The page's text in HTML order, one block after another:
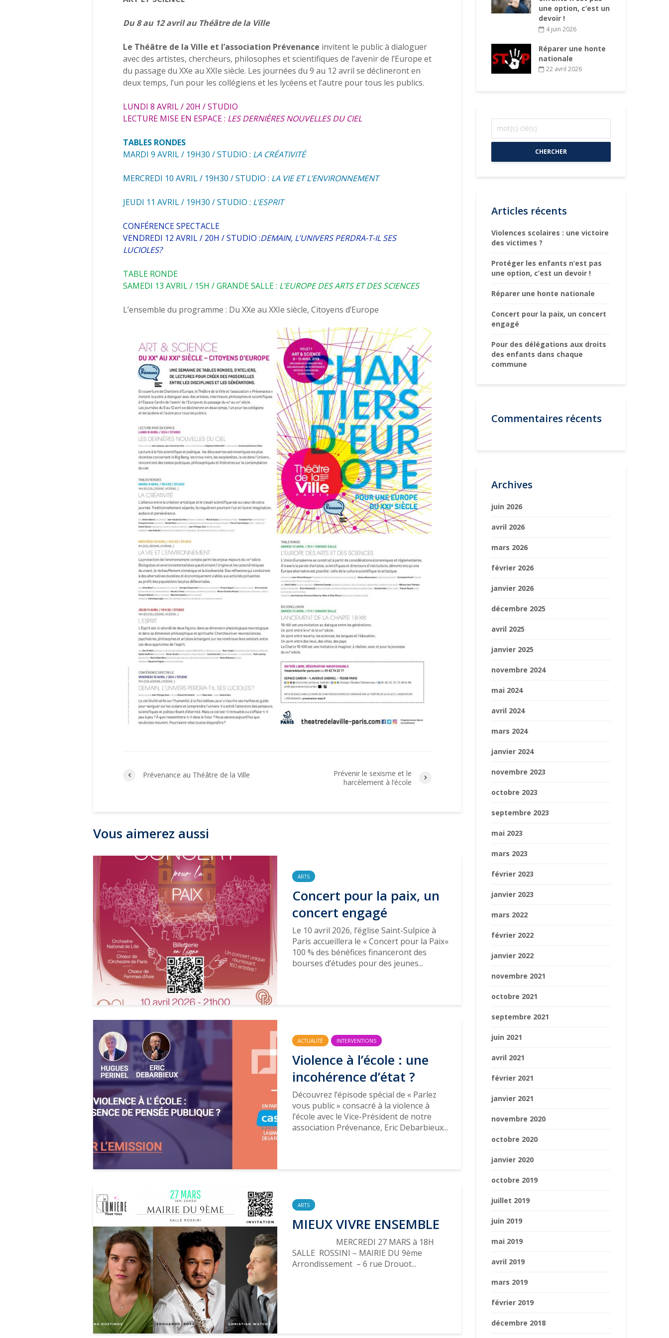
Du 8 au 12 avril au Théâtre de la Ville
Le Théâtre de la Ville et l’association Prévenance invitent le public à dialoguer
avec des artistes, chercheurs, philosophes et scientifiques de l’avenir de l’Europe et
du passage du XXe au XXIe siècle. Les journées du 9 au 12 avril se déclineront en
deux temps, l’un pour les collégiens et les lycéens et l’autre pour tous les publics.
LUNDI 8 AVRIL / 20H / STUDIO
LECTURE MISE EN ESPACE : LES DERNIÈRES NOUVELLES DU CIEL
TABLES RONDES
MARDI 9 AVRIL / 19H30 / STUDIO : LA CRÉATIVITÉ
MERCREDI 10 AVRIL / 19H30 / STUDIO : LA VIE ET L’ENVIRONNEMENT
JEUDI 11 AVRIL / 19H30 / STUDIO : L’ESPRIT
CONFÉRENCE SPECTACLE
VENDREDI 12 AVRIL / 20H / STUDIO :DEMAIN, L’UNIVERS PERDRA-T-IL SES
LUCIOLES?
TABLE RONDE
SAMEDI 13 AVRIL / 15H / GRANDE SALLE : L’EUROPE DES ARTS ET DES SCIENCES
L’ensemble du programme : Du XXe au XXIe siècle, Citoyens d’Europe
Prévenance au Théâtre de la Ville
Prévenir le sexisme et le
harcèlement à l’école
Vous aimerez aussi
ARTS
Concert pour la paix, un
concert engagé
Le 10 avril 2026, l’église Saint-Sulpice à
Paris accueillera le « Concert pour la Paix«
100 % des bénéfices financeront des
bourses d’études pour des jeunes...
ACTUALITÉ INTERVENTIONS
Violence à l’école : une
incohérence d’état ?
Découvrez l’épisode spécial de « Parlez
vous public » consacré à la violence à
l’école avec le Vice-Président de notre
association Prévenance, Eric Debarbieux...
ARTS
MIEUX VIVRE ENSEMBLE
MERCREDI 27 MARS à 18H
SALLE ROSSINI – MAIRIE DU 9ème
Arrondissement – 6 rue Drouot...
Réparer une honte
nationale
22 avril 2026
une option, c’est un
devoir !
4 juin 2026
Réparer une honte
nationale
22 avril 2026
CHERCHER
Articles récents
Violences scolaires : une victoire
des victimes ?
Protéger les enfants n’est pas
une option, c’est un devoir !
Réparer une honte nationale
Concert pour la paix, un concert
engagé
Pour des délégations aux droits
des enfants dans chaque
commune
Commentaires récents
Archives
juin 2026
avril 2026
mars 2026
février 2026
janvier 2026
décembre 2025
avril 2025
janvier 2025
novembre 2024
mai 2024
avril 2024
mars 2024
janvier 2024
novembre 2023
octobre 2023
septembre 2023
mai 2023
mars 2023
février 2023
janvier 2023
mars 2022
février 2022
janvier 2022
novembre 2021
octobre 2021
septembre 2021
juin 2021
avril 2021
février 2021
janvier 2021
novembre 2020
octobre 2020
janvier 2020
octobre 2019
juillet 2019
juin 2019
mai 2019
avril 2019
mars 2019
février 2019
décembre 2018